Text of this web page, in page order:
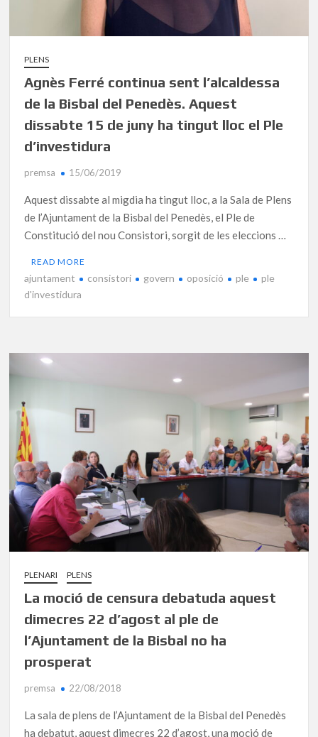
PLENS
Agnès Ferré continua sent l’alcaldessa
de la Bisbal del Penedès. Aquest
dissabte 15 de juny ha tingut lloc el Ple
d’investidura
premsa 15/06/2019
Aquest dissabte al migdia ha tingut lloc, a la Sala de Plens
de l’Ajuntament de la Bisbal del Penedès, el Ple de
Constitució del nou Consistori, sorgit de les eleccions …
READ MORE
ajuntament consistori govern oposició ple
ple
d'investidura
PLENARI PLENS
La moció de censura debatuda aquest
dimecres 22 d’agost al ple de
l’Ajuntament de la Bisbal no ha
prosperat
premsa 22/08/2018
La sala de plens de l’Ajuntament de la Bisbal del Penedès
ha debatut, aquest dimecres 22 d’agost, una moció de